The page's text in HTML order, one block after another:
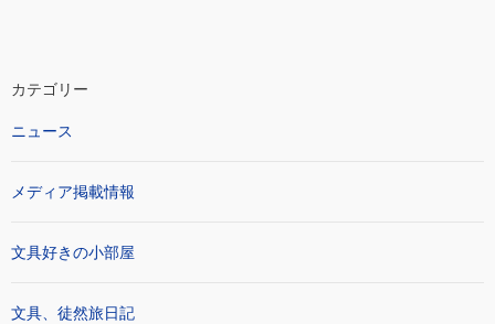
カテゴリー
ニュース
メディア掲載情報
文具好きの小部屋
文具、徒然旅日記